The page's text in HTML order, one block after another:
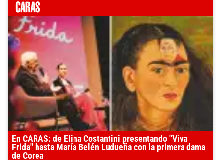
En CARAS: de Elina Costantini presentando "Viva
Frida" hasta María Belén Ludueña con la primera dama
de Corea